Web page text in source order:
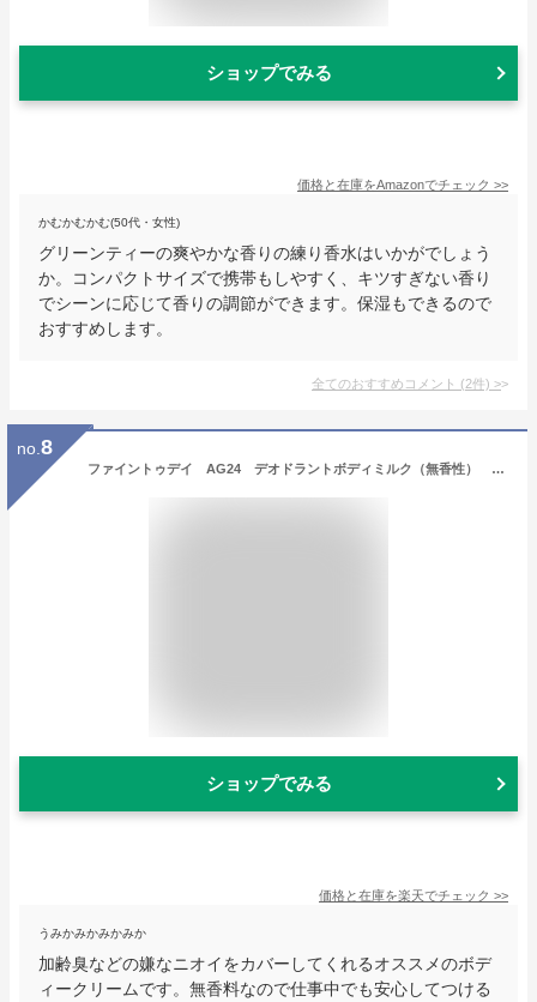
ショップでみる
価格と在庫をAmazonでチェック >>
かむかむかむ(50代・女性)
グリーンティーの爽やかな香りの練り香水はいかがでしょう
か。コンパクトサイズで携帯もしやすく、キツすぎない香り
でシーンに応じて香りの調節ができます。保湿もできるので
おすすめします。
全てのおすすめコメント (2件) >
no. 8
ファイントゥデイ AG24 デオドラントボディミルク（無香性） 180ml
ショップでみる
価格と在庫を楽天でチェック >>
うみかみかみかみか
加齢臭などの嫌なニオイをカバーしてくれるオススメのボデ
ィークリームです。無香料なので仕事中でも安心してつける